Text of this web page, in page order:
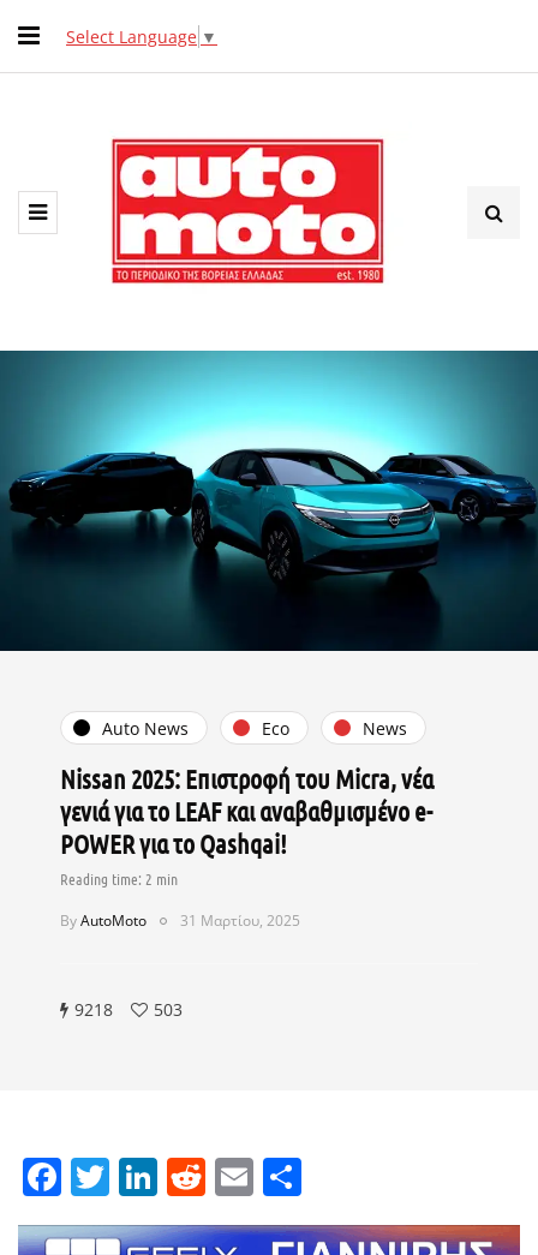
Select Language ▼
Auto News Eco News
Nissan 2025: Επιστροφή του Micra, νέα
γενιά για το LEAF και αναβαθμισμένο e-
POWER για το Qashqai!
ByAutoMoto 31 Μαρτίου, 2025
9218 503
Facebook
Twitter
LinkedIn
Reddit
Email